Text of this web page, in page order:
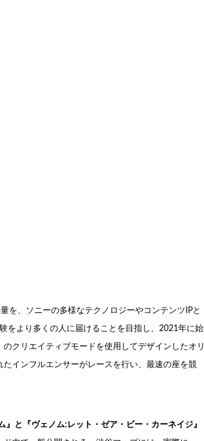
を、ソニーの多様なテクノロジーやコンテンツIPと
をより多くの人に届けることを目指し、2021年に始
クリエイティブモードを使用してデザインしたオリ
インフルエンサーがレースを行い、最速の座を競
と『ヴェノム:レット・ゼア・ビー・カーネイジ』